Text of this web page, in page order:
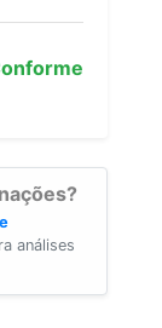
análises